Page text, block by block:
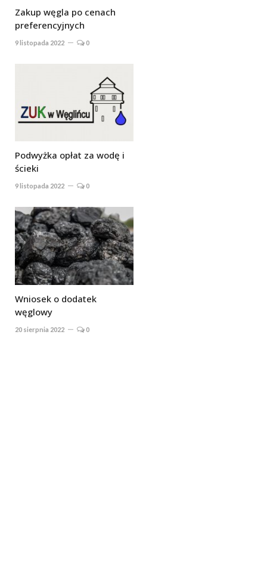
Zakup węgla po cenach
preferencyjnych
9 listopada 2022 0
Podwyżka opłat za wodę i
ścieki
9 listopada 2022 0
Wniosek o dodatek
węglowy
20 sierpnia 2022 0